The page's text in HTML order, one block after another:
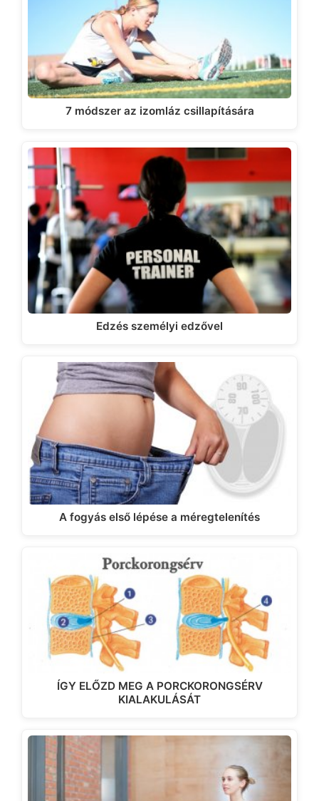
7 módszer az izomláz csillapítására
Edzés személyi edzővel
A fogyás első lépése a méregtelenítés
ÍGY ELŐZD MEG A PORCKORONGSÉRV
KIALAKULÁSÁT